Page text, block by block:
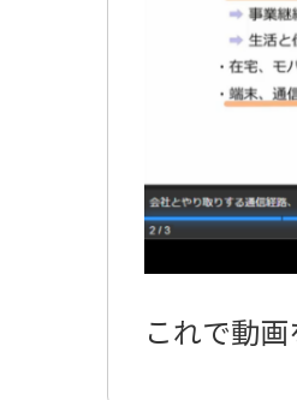
これで動